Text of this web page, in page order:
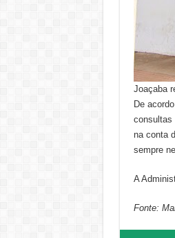
Joaçaba
De
consultas
na conta
sempre
A
Fonte: